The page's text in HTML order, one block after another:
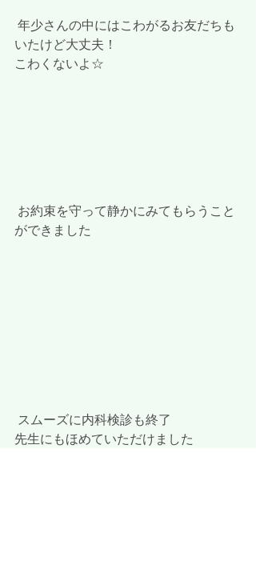
いたけど大丈夫！
こわくないよ☆
ができました
スムーズに内科検診も終了
先生にもほめていただけました